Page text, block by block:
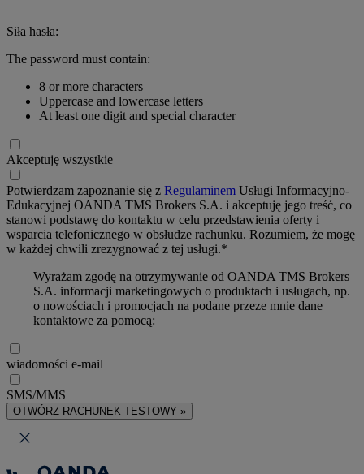
Siła hasła:
The password must contain:
8 or more characters
Uppercase and lowercase letters
At least one digit and special character
Akceptuję wszystkie
Potwierdzam zapoznanie się z Regulaminem Usługi Informacyjno-
Edukacyjnej OANDA TMS Brokers S.A. i akceptuję jego treść, co
stanowi podstawę do kontaktu w celu przedstawienia oferty i
wsparcia telefonicznego w obsłudze rachunku. Rozumiem, że mogę
w każdej chwili zrezygnować z tej usługi.*
Wyrażam zgodę na otrzymywanie od OANDA TMS Brokers
S.A. informacji marketingowych o produktach i usługach, np.
o nowościach i promocjach na podane przeze mnie dane
kontaktowe za pomocą:
wiadomości e-mail
SMS/MMS
OTWÓRZ RACHUNEK TESTOWY »